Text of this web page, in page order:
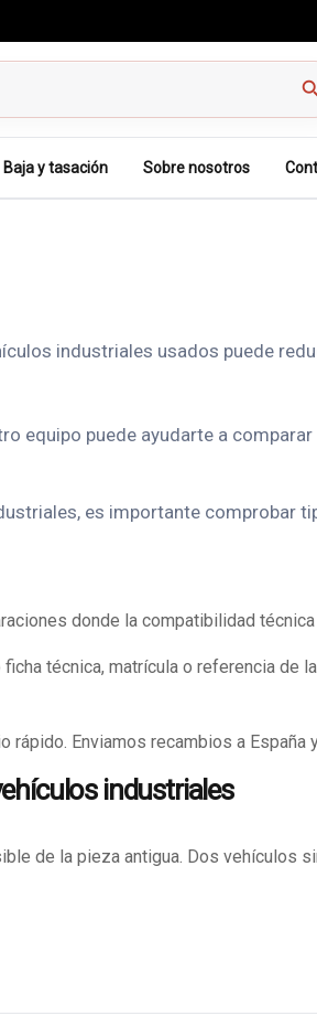
Baja y tasación Sobre nosotros
industriales usados puede
equipo puede ayudarte a
es importante comprobar
donde la compatibilidad
técnica, matrícula o referencia de
Enviamos recambios a España
industriales
de la pieza antigua. Dos vehículos